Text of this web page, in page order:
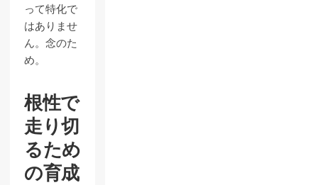
って特化で
はありませ
ん。念のた
め。
根性で
走り切
るため
の育成